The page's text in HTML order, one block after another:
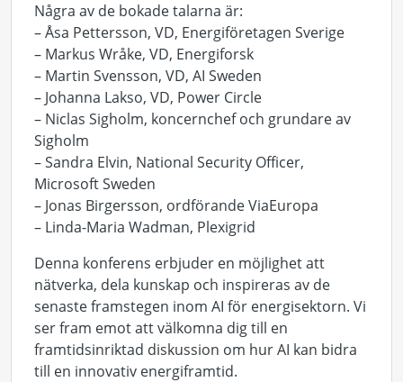
Några av de bokade talarna är:
– Åsa Pettersson, VD, Energiföretagen Sverige
– Markus Wråke, VD, Energiforsk
– Martin Svensson, VD, AI Sweden
– Johanna Lakso, VD, Power Circle
– Niclas Sigholm, koncernchef och grundare av
Sigholm
– Sandra Elvin, National Security Officer,
Microsoft Sweden
– Jonas Birgersson, ordförande ViaEuropa
– Linda-Maria Wadman, Plexigrid
Denna konferens erbjuder en möjlighet att
nätverka, dela kunskap och inspireras av de
senaste framstegen inom AI för energisektorn. Vi
ser fram emot att välkomna dig till en
framtidsinriktad diskussion om hur AI kan bidra
till en innovativ energiframtid.